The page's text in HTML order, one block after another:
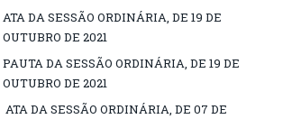
ATA DA SESSÃO ORDINÁRIA, DE 19 DE
OUTUBRO DE 2021
PAUTA DA SESSÃO ORDINÁRIA, DE 19 DE
OUTUBRO DE 2021
ATA DA SESSÃO ORDINÁRIA, DE 07 DE